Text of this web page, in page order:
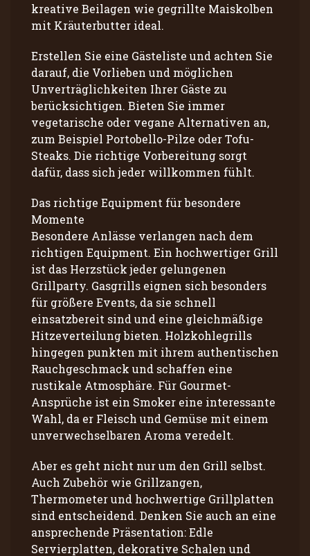
kreative Beilagen wie gegrillte Maiskolben
mit Kräuterbutter ideal.
Erstellen Sie eine Gästeliste und achten Sie
darauf, die Vorlieben und möglichen
Unverträglichkeiten Ihrer Gäste zu
berücksichtigen. Bieten Sie immer
vegetarische oder vegane Alternativen an,
zum Beispiel Portobello-Pilze oder Tofu-
Steaks. Die richtige Vorbereitung sorgt
dafür, dass sich jeder willkommen fühlt.
Das richtige Equipment für besondere
Momente
Besondere Anlässe verlangen nach dem
richtigen Equipment. Ein hochwertiger Grill
ist das Herzstück jeder gelungenen
Grillparty. Gasgrills eignen sich besonders
für größere Events, da sie schnell
einsatzbereit sind und eine gleichmäßige
Hitzeverteilung bieten. Holzkohlegrills
hingegen punkten mit ihrem authentischen
Rauchgeschmack und schaffen eine
rustikale Atmosphäre. Für Gourmet-
Ansprüche ist ein Smoker eine interessante
Wahl, da er Fleisch und Gemüse mit einem
unverwechselbaren Aroma veredelt.
Aber es geht nicht nur um den Grill selbst.
Auch Zubehör wie Grillzangen,
Thermometer und hochwertige Grillplatten
sind entscheidend. Denken Sie auch an eine
ansprechende Präsentation: Edle
Servierplatten, dekorative Schalen und